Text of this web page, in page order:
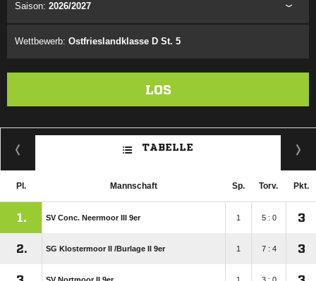
Saison: 2026/2027
Wettbewerb: Ostfrieslandklasse D St. 5
LOS
TABELLE
Pl. Mannschaft Sp. Torv. Pkt.
1. SV Conc. Neermoor III 9er 1 5 : 0 3
2. SG Klostermoor II /​Burlage II 9er 1 7 : 4 3